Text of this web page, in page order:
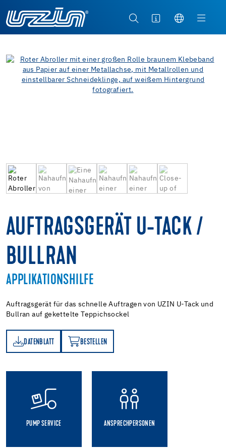
AUFTRAGSGERÄT U-TACK /
BULLRAN
APPLIKATIONSHILFE
Auftragsgerät für das schnelle Auftragen von UZIN U-Tack und
Bullran auf gekettelte Teppichsockel
DATENBLATT BESTELLEN
BESTELLEN
PUMP SERVICE ANSPRECHPERSONEN